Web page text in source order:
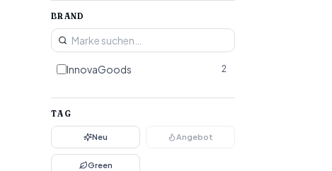
BRAND
InnovaGoods 2
TAG
Neu Angebot
Green